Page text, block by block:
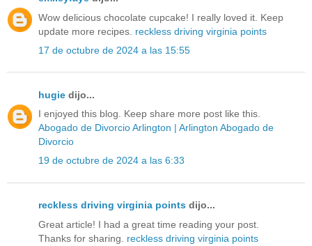
Wow delicious chocolate cupcake! I really loved it. Keep
update more recipes. reckless driving virginia points
17 de octubre de 2024 a las 15:55
hugie dijo...
I enjoyed this blog. Keep share more post like this.
Abogado de Divorcio Arlington | Arlington Abogado de
Divorcio
19 de octubre de 2024 a las 6:33
reckless driving virginia points dijo...
Great article! I had a great time reading your post.
Thanks for sharing. reckless driving virginia points